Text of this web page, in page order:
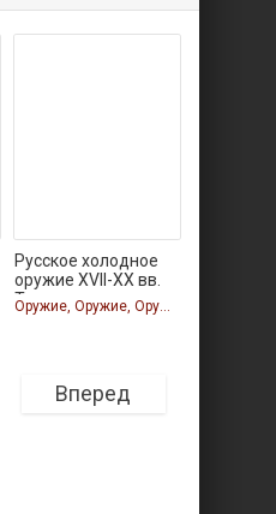
Русское холодное
оружие XVII-XX вв.
Том
Оружие, Оружие, Оружие, Оружие
Вперед